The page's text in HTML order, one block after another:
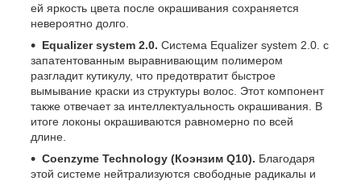
ей яркость цвета после окрашивания сохраняется
невероятно долго.
Equalizer system 2.0. Система Equalizer system 2.0. с
запатентованным выравнивающим полимером
разгладит кутикулу, что предотвратит быстрое
вымывание краски из структуры волос. Этот компонент
также отвечает за интеллектуальность окрашивания. В
итоге локоны окрашиваются равномерно по всей
длине.
Coenzyme Technology (Коэнзим Q10). Благодаря
этой системе нейтрализуются свободные радикалы и